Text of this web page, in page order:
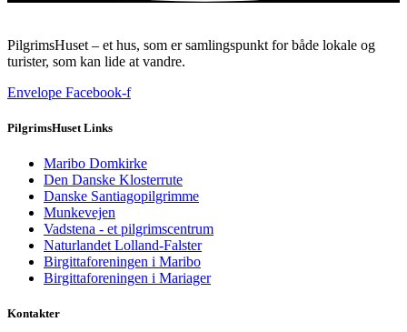
PilgrimsHuset – et hus, som er samlingspunkt for både lokale og
turister, som kan lide at vandre.
Envelope Facebook-f
PilgrimsHuset Links
Maribo Domkirke
Den Danske Klosterrute
Danske Santiagopilgrimme
Munkevejen
Vadstena - et pilgrimscentrum
Naturlandet Lolland-Falster
Birgittaforeningen i Maribo
Birgittaforeningen i Mariager
Kontakter